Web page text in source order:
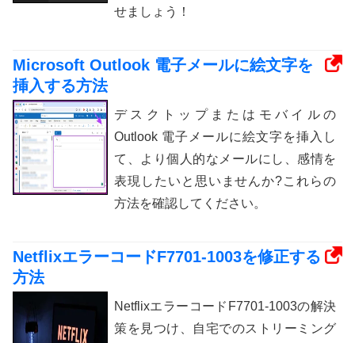
せましょう！
Microsoft Outlook 電子メールに絵文字を
挿入する方法
デスクトップまたはモバイルの
Outlook 電子メールに絵文字を挿入し
て、より個人的なメールにし、感情を
表現したいと思いませんか?これらの
方法を確認してください。
NetflixエラーコードF7701-1003を修正する
方法
NetflixエラーコードF7701-1003の解決
策を見つけ、自宅でのストリーミング